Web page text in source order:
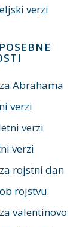
verzi
Abrahama
verzi
verzi
verzi
rojstni dan
rojstvu
valentinovo